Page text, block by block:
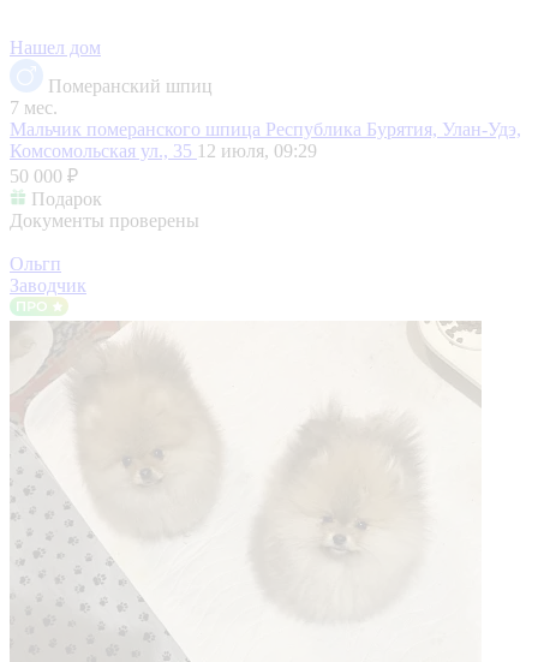
Нашел дом
Померанский шпиц
7 мес.
Мальчик померанского шпица Республика Бурятия, Улан-Удэ,
Комсомольская ул., 35 12 июля, 09:29
50 000 ₽
Подарок
Документы проверены
Ольгп
Заводчик